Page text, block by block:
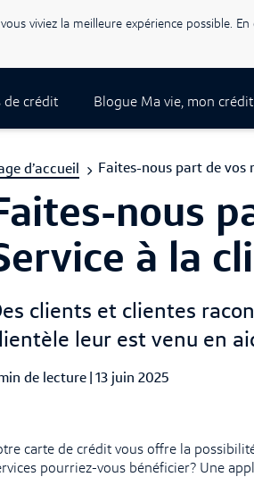
viviez la meilleure expérience possible.
de crédit Blogue Ma vie, mon crédit
d’accueil Faites-nous part de vos
nous
à la
clients et clientes
leur est venu en
de lecture Published Date
13 juin 2025
carte de crédit vous offre la
pourriez-vous bénéficier? Une